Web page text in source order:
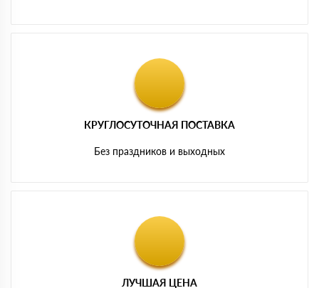
КРУГЛОСУТОЧНАЯ ПОСТАВКА
Без праздников и выходных
ЛУЧШАЯ ЦЕНА